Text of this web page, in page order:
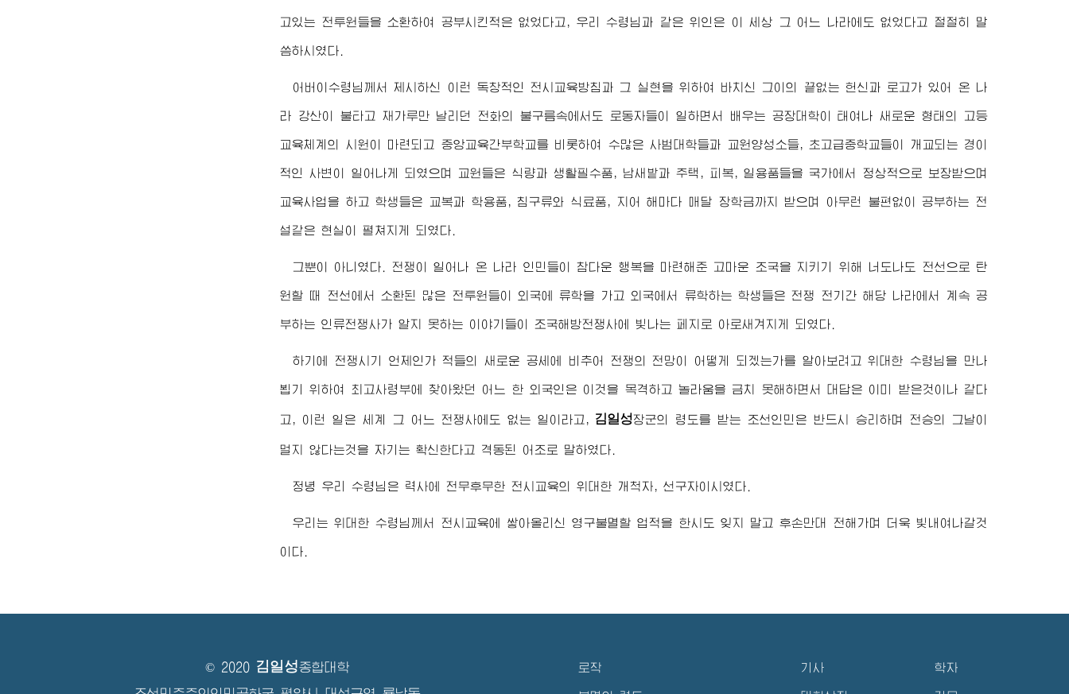
고있는 전투원들을 소환하여 공부시킨적은 없었다고, 우리 수령님 과 같은 위인은 이 세상 그 어느 나라에도 없었다고 절절히 말
씀하시였다.
어버이수령님 께서 제시하신 이런 독창적인 전시교육방침과 그 실현을 위하여 바치신 그이의 끝없는 헌신과 로고가 있어 온 나
라 강산이 불타고 재가루만 날리던 전화의 불구름속에서도 로동자들이 일하면서 배우는 공장대학이 태여나 새로운 형태의 고등
교육체계의 시원이 마련되고 중앙교육간부학교를 비롯하여 수많은 사범대학들과 교원양성소들, 초고급중학교들이 개교되는 경이
적인 사변이 일어나게 되였으며 교원들은 식량과 생활필수품, 남새밭과 주택, 피복, 일용품들을 국가에서 정상적으로 보장받으며
교육사업을 하고 학생들은 교복과 학용품, 침구류와 식료품, 지어 해마다 매달 장학금까지 받으며 아무런 불편없이 공부하는 전
설같은 현실이 펼쳐지게 되였다.
그뿐이 아니였다. 전쟁이 일어나 온 나라 인민들이 참다운 행복을 마련해준 고마운 조국을 지키기 위해 너도나도 전선으로 탄
원할 때 전선에서 소환된 많은 전투원들이 외국에 류학을 가고 외국에서 류학하는 학생들은 전쟁 전기간 해당 나라에서 계속 공
부하는 인류전쟁사가 알지 못하는 이야기들이 조국해방전쟁사에 빛나는 페지로 아로새겨지게 되였다.
하기에 전쟁시기 언제인가 적들의 새로운 공세에 비추어 전쟁의 전망이 어떻게 되겠는가를 알아보려고위대한 수령님을 만나
뵙기 위하여 최고사령부에 찾아왔던 어느 한 외국인은 이것을 목격하고 놀라움을 금치 못해하면서 대답은 이미 받은것이나 같다
고, 이런 일은 세계 그 어느 전쟁사에도 없는 일이라고, 김일성장군의 령도를 받는 조선인민은 반드시 승리하며 전승의 그날이
멀지 않다는것을 자기는 확신한다고 격동된 어조로 말하였다.
정녕 우리 수령님 은 력사에 전무후무한 전시교육의 위대한 개척자, 선구자이시였다.
우리는위대한 수령님 께서 전시교육에 쌓아올리신 영구불멸할 업적을 한시도 잊지 말고 후손만대 전해가며 더욱 빛내여나갈것
이다.
© 2020 김일성종합대학
로작 기사 학자